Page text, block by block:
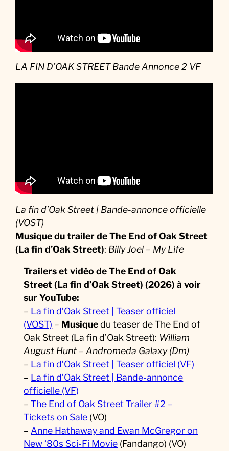
LA FIN D’OAK STREET Bande Annonce 2 VF
La fin d’Oak Street | Bande-annonce officielle
(VOST)
Musique du trailer de The End of Oak Street
(La fin d’Oak Street): Billy Joel – My Life
Trailers et vidéo de The End of Oak
Street (La fin d’Oak Street) (2026) à voir
sur YouTube:
– La fin d’Oak Street | Teaser officiel
(VOST) – Musiquedu teaser de The End of
Oak Street (La fin d’Oak Street): William
August Hunt – Andromeda Galaxy (Dm)
– La fin d’Oak Street | Teaser officiel (VF)
– La fin d’Oak Street | Bande-annonce
officielle (VF)
–The End of Oak Street Trailer #2 –
Tickets on Sale (VO)
– Anne Hathaway and Ewan McGregor on
New ‘80s Sci-Fi Movie (Fandango) (VO)